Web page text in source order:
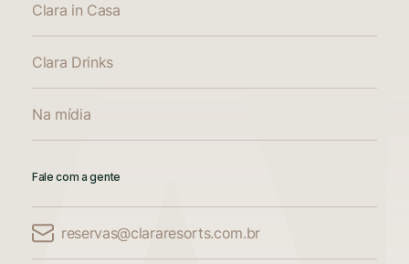
Clara in Casa
Clara Drinks
Na mídia
Fale com a gente
reservas@clararesorts.com.br